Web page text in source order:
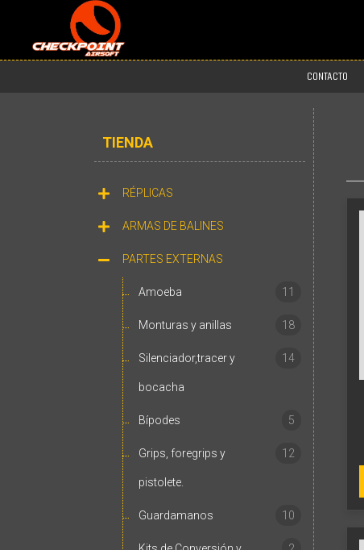
CONTACTO
TIENDA
RÉPLICAS
ARMAS DE BALINES
PARTES EXTERNAS
Amoeba 11
Monturas y anillas 18
Silenciador,tracer y
bocacha
14
Bípodes 5
Grips, foregrips y
pistolete.
12
Guardamanos 10